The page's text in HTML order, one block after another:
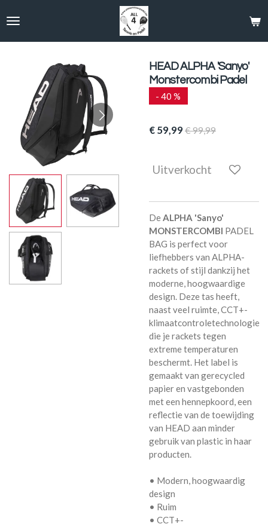
direct
hoofdinhoud
HEAD ALPHA 'Sanyo'
Monstercombi Padel
- 40 %
€ 59,99 € 99,99
Uitverkocht
DeALPHA 'Sanyo'
MONSTERCOMBI PADEL
BAG is perfect voor
liefhebbers van ALPHA-
rackets of stijl dankzij het
moderne, hoogwaardige
design. Deze tas heeft,
naast veel ruimte, CCT+-
klimaatcontroletechnologie
die je rackets tegen
extreme temperaturen
beschermt. Het label is
gemaakt van gerecycled
papier en vastgebonden
met een hennepkoord, een
reflectie van de toewijding
van HEAD aan minder
gebruik van plastic in haar
producten.
• Modern, hoogwaardig
design
• Ruim
• CCT+-